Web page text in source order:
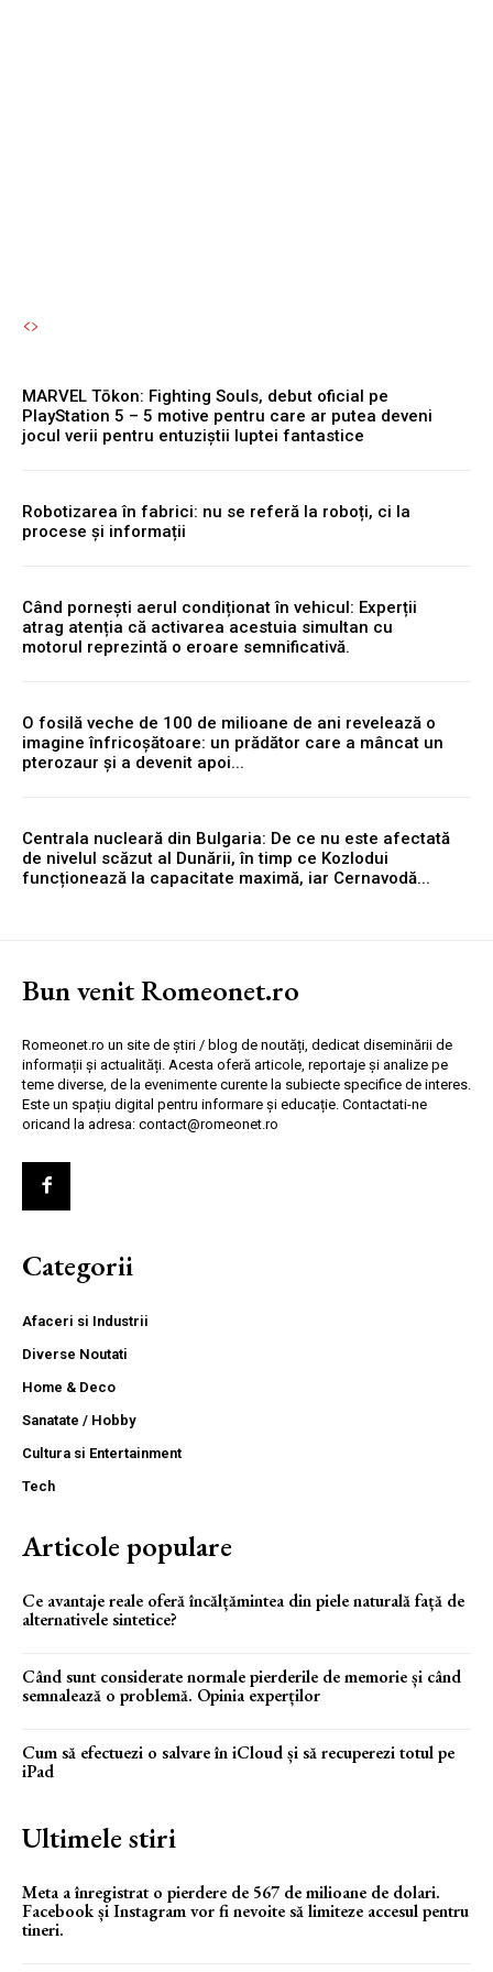
MARVEL Tōkon: Fighting Souls, debut oficial pe
PlayStation 5 – 5 motive pentru care ar putea deveni
jocul verii pentru entuziștii luptei fantastice
Robotizarea în fabrici: nu se referă la roboți, ci la
procese și informații
Când pornești aerul condiționat în vehicul: Experții
atrag atenția că activarea acestuia simultan cu
motorul reprezintă o eroare semnificativă.
O fosilă veche de 100 de milioane de ani revelează o
imagine înfricoșătoare: un prădător care a mâncat un
pterozaur și a devenit apoi...
Centrala nucleară din Bulgaria: De ce nu este afectată
de nivelul scăzut al Dunării, în timp ce Kozlodui
funcționează la capacitate maximă, iar Cernavodă...
Bun venit Romeonet.ro
Romeonet.ro un site de știri / blog de noutăți, dedicat diseminării de
informații și actualități. Acesta oferă articole, reportaje și analize pe
teme diverse, de la evenimente curente la subiecte specifice de interes.
Este un spațiu digital pentru informare și educație. Contactati-ne
oricand la adresa: contact@romeonet.ro
Categorii
Afaceri si Industrii
Diverse Noutati
Home & Deco
Sanatate / Hobby
Cultura si Entertainment
Tech
Articole populare
Ce avantaje reale oferă încălțămintea din piele naturală față de
alternativele sintetice?
Când sunt considerate normale pierderile de memorie și când
semnalează o problemă. Opinia experților
Cum să efectuezi o salvare în iCloud și să recuperezi totul pe
iPad
Ultimele stiri
Meta a înregistrat o pierdere de 567 de milioane de dolari.
Facebook și Instagram vor fi nevoite să limiteze accesul pentru
tineri.